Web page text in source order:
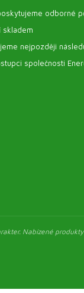
odborné
skladem
nejpozději
společnosti
Nabízené